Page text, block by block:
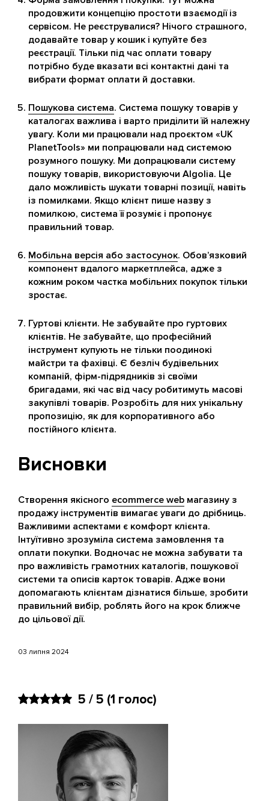
продовжити концепцію простоти взаємодії із
сервісом. Не реєструвалися? Нічого страшного,
додавайте товар у кошик і купуйте без
реєстрації. Тільки під час оплати товару
потрібно буде вказати всі контактні дані та
вибрати формат оплати й доставки.
Пошукова система. Система пошуку товарів у
каталогах важлива і варто приділити їй належну
увагу. Коли ми працювали над проєктом «UK
PlanetTools» ми попрацювали над системою
розумного пошуку. Ми допрацювали систему
пошуку товарів, використовуючи Algolia. Це
дало можливість шукати товарні позиції, навіть
із помилками. Якщо клієнт пише назву з
помилкою, система її розуміє і пропонує
правильний товар.
Мобільна версія або застосунок. Обов’язковий
компонент вдалого маркетплейса, адже з
кожним роком частка мобільних покупок тільки
зростає.
Гуртові клієнти. Не забувайте про гуртових
клієнтів. Не забувайте, що професійний
інструмент купують не тільки поодинокі
майстри та фахівці. Є безліч будівельних
компаній, фірм-підрядників зі своїми
бригадами, які час від часу робитимуть масові
закупівлі товарів. Розробіть для них унікальну
пропозицію, як для корпоративного або
постійного клієнта.
Висновки
Створення якісного ecommerce web магазину з
продажу інструментів вимагає уваги до дрібниць.
Важливими аспектами є комфорт клієнта.
Інтуїтивно зрозуміла система замовлення та
оплати покупки. Водночас не можна забувати та
про важливість грамотних каталогів, пошукової
системи та описів карток товарів. Адже вони
допомагають клієнтам дізнатися більше, зробити
правильний вибір, роблять його на крок ближче
до цільової дії.
03 липня 2024
5 / 5 (1 голос)